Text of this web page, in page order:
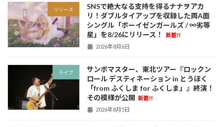
リリース
SNSで絶大なる支持を得るナナヲアカ
リ！ダブルタイアップを収録した両A面
シングル「ボーイゼンガールズ / ∞劣等
星」を8/26にリリース！
新着!!
2026年8月6日
ライブ
サンボマスター、東北ツアー『ロックン
ロール デスティネーション in とうほく
「from ふくしま for ふくしま」』終演！
その模様が公開 新着!!
2026年8月5日